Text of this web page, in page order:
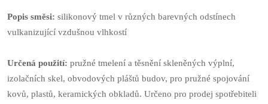
Popis směsi: silikonový tmel v různých barevných odstínech
vulkanizující vzdušnou vlhkostí
Určená použití: pružné tmelení a těsnění skleněných výplní,
izolačních skel, obvodových pláštů budov, pro pružné spojování
kovů, plastů, keramických obkladů. Určeno pro prodej spotřebiteli